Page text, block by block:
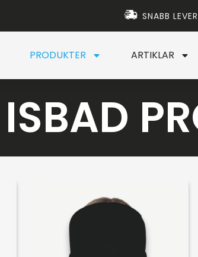
SNABB
PRODUKTER ARTIKLAR
ISBAD